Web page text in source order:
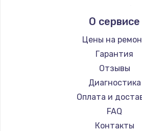
Ремонт ноутбуков
Ремонт ноутбуков
Ремонт
Ремонт ноутбуков
Ремонт ноутбуков
Ремонт ноутбуков
Ремонт ноутбуков
Ремонт ноутбуков
Alienware
Aquarius
Gigabyte
Aorus
Maibenben
Getac
Epson
Philips
О сервисе
Цены на
Гарантия
Отзывы
Диагностика
Оплата и
FAQ
Контакты